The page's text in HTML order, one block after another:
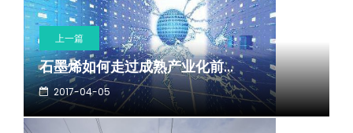
上一篇
石墨烯如何走过成熟产业化前...
2017-04-05